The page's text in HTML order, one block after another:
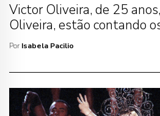
Victor Oliveira, de 25
Oliveira, estão contando
Por Isabela Pacilio